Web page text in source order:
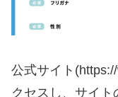
公式サイト
クセスし、サイト